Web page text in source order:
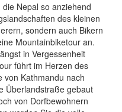
Nepal so anziehend
des kleinen
sondern auch Bikern
Mountainbiketour an.
in Vergessenheit
führt im Herzen des
von Kathmandu nach
Überlandstraße gebaut
von Dorfbewohnern